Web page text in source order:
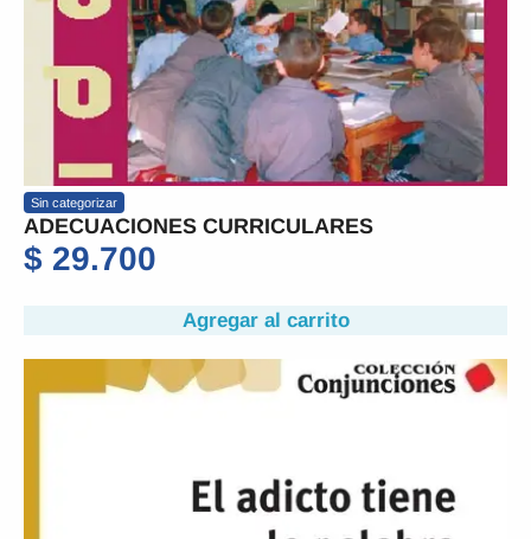
Sin categorizar
ADECUACIONES CURRICULARES
$ 29.700
Agregar al carrito